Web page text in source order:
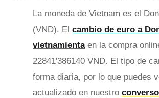
La moneda de Vietnam es el
(VND). El cambio de euro a
vietnamientaen la compra
22841'386140 VND. El tipo de
forma diaria, por lo que puedes
actualizado en nuestro